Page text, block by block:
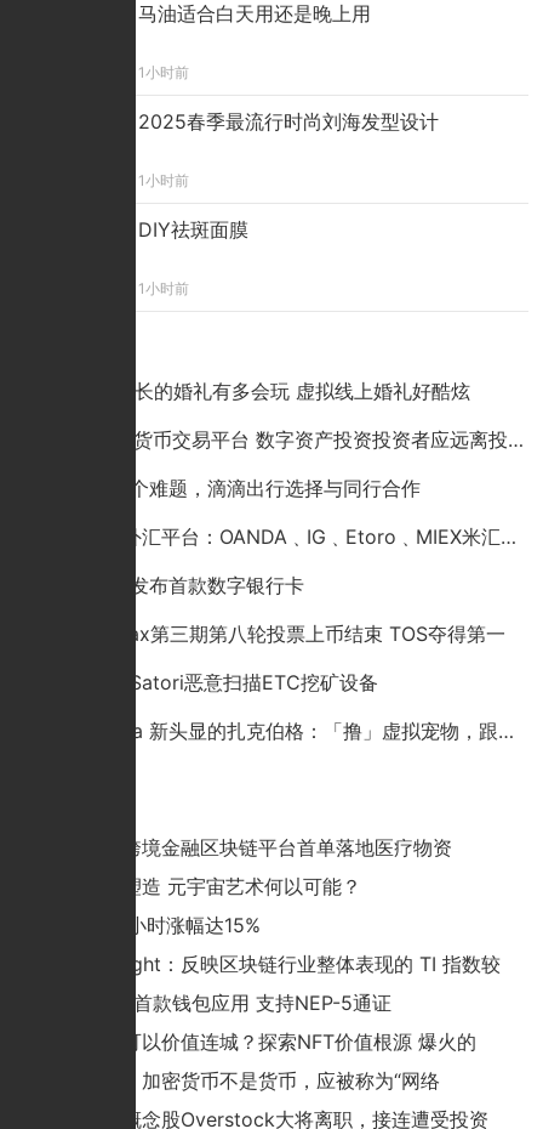
马油适合白天用还是晚上用
1小时前
2025春季最流行时尚刘海发型设计
1小时前
DIY祛斑面膜
1小时前
90后董事长的婚礼有多会玩 虚拟线上婚礼好酷炫
MAE数字货币交易平台 数字资产投资投资者应远离投资骗局
为解决这个难题，滴滴出行选择与同行合作
全球5大外汇平台：OANDA﹑IG﹑Etoro﹑MIEX米汇﹑PLUS500
中国银联发布首款数字银行卡
火币Hadax第三期第八轮投票上币结束 TOS夺得第一
僵尸网络Satori恶意扫描ETC挖矿设备
戴上 Meta 新头显的扎克伯格：「撸」虚拟宠物，跟虚拟教练一起
湖北获批跨境金融区块链平台首单落地医疗物资
从摹仿到塑造 元宇宙艺术何以可能？
狗狗币24小时涨幅达15%
TokenInsight：反映区块链行业整体表现的 TI 指数较
APEX发布首款钱包应用 支持NEP-5通证
一张图片可以价值连城？探索NFT价值根源 爆火的
南非央行：加密货币不是货币，应被称为“网络
美区块链概念股Overstock大将离职，接连遭受投资